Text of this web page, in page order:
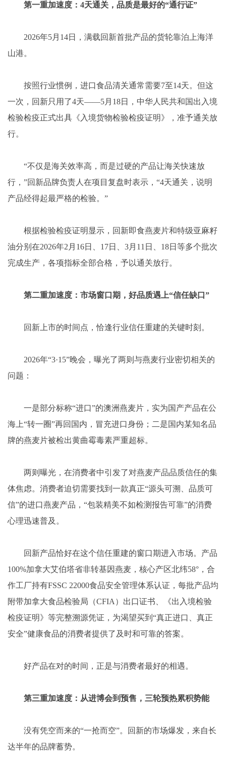
第一重加速度：4天通关，品质是最好的“通行证”
2026年5月14日，满载回新首批产品的货轮靠泊上海洋
山港。
按照行业惯例，进口食品清关通常需要7至14天。但这
一次，回新只用了4天——5月18日，中华人民共和国出入境
检验检疫正式出具《入境货物检验检疫证明》，准予通关放
行。
“不仅是海关效率高，而是过硬的产品让海关快速放
行，”回新品牌负责人在项目复盘时表示，“4天通关，说明
产品经得起最严格的检验。”
根据检验检疫证明显示，回新即食燕麦片和特级亚麻籽
油分别在2026年2月16日、17日、3月11日、18日等多个批次
完成生产，各项指标全部合格，予以通关放行。
第二重加速度：市场窗口期，好品质遇上“信任缺口”
回新上市的时间点，恰逢行业信任重建的关键时刻。
2026年“3·15”晚会，曝光了两则与燕麦行业密切相关的
问题：
一是部分标称“进口”的澳洲燕麦片，实为国产产品在公
海上“转一圈”再回国内，冒充进口身份；二是国内某知名品
牌的燕麦片被检出黄曲霉毒素严重超标。
两则曝光，在消费者中引发了对燕麦产品品质信任的集
体焦虑。消费者迫切需要找到一款真正“源头可溯、品质可
信”的进口燕麦产品，“包装精美不如检测报告可靠”的消费
心理迅速普及。
回新产品恰好在这个信任重建的窗口期进入市场。产品
100%加拿大艾伯塔省非转基因燕麦，核心产区北纬58°，合
作工厂持有FSSC 22000食品安全管理体系认证，每批产品均
附带加拿大食品检验局（CFIA）出口证书、《出入境检验
检疫证明》等完整溯源凭证，为渴望买到“真正进口、真正
安全”健康食品的消费者提供了及时和可靠的答案。
好产品在对的时间，正是与消费者最好的相遇。
第三重加速度：从进博会到预售，三轮预热累积势能
没有凭空而来的“一抢而空”。回新的市场爆发，来自长
达半年的品牌蓄势。